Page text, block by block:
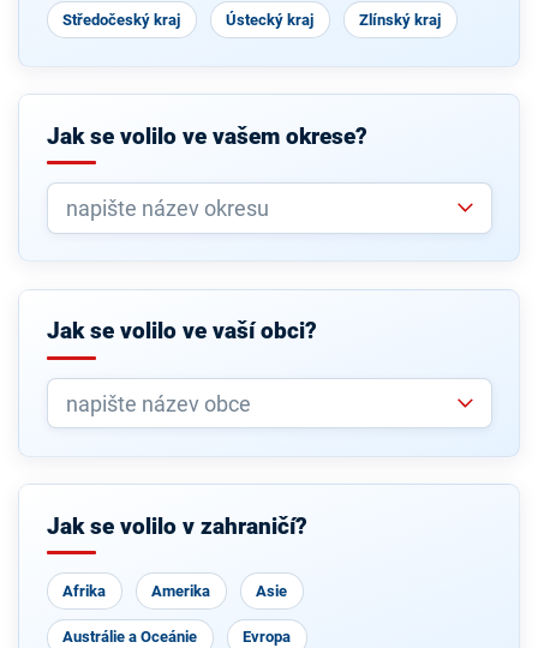
Středočeský kraj Ústecký kraj Zlínský kraj
Jak se volilo ve vašem okrese?
Jak se volilo ve vaší obci?
Jak se volilo v zahraničí?
Afrika Amerika Asie
Austrálie a Oceánie Evropa